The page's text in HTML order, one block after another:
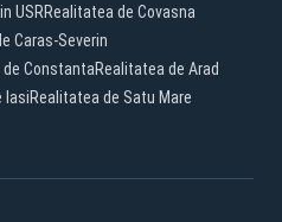
USRRealitatea de Covasna
Caras-Severin
ConstantaRealitatea de Arad
IasiRealitatea de Satu Mare